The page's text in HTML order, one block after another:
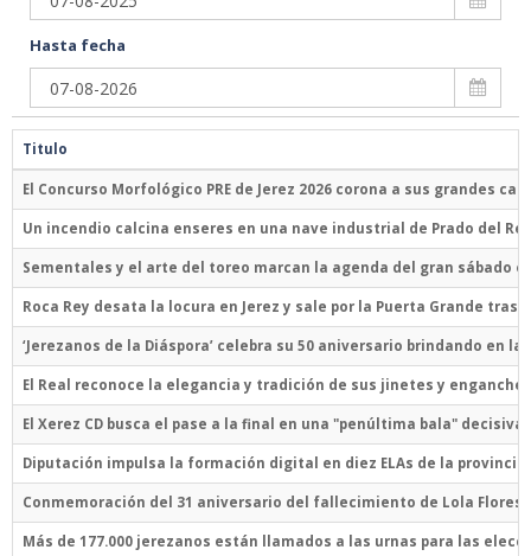
Hasta fecha
Titulo
El Concurso Morfológico PRE de Jerez 2026 corona a sus grandes
Un incendio calcina enseres en una nave industrial de Prado del
Sementales y el arte del toreo marcan la agenda del gran sábado
Roca Rey desata la locura en Jerez y sale por la Puerta Grande tras
‘Jerezanos de la Diáspora’ celebra su 50 aniversario brindando en
El Real reconoce la elegancia y tradición de sus jinetes y
El Xerez CD busca el pase a la final en una "penúltima bala"
Diputación impulsa la formación digital en diez ELAs de la provincia
Conmemoración del 31 aniversario del fallecimiento de Lola
Más de 177.000 jerezanos están llamados a las urnas para las